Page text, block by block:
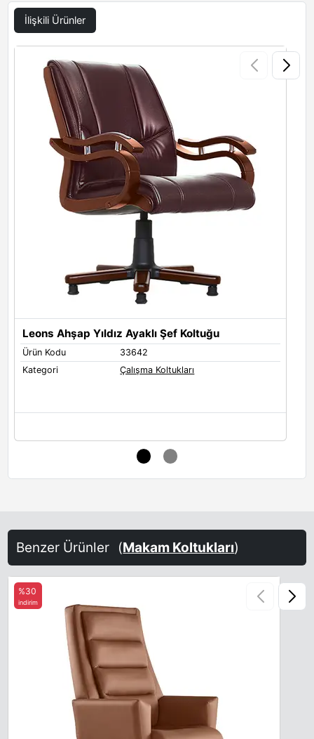
İlişkili Ürünler
Leons Ahşap Yıldız Ayaklı Şef Koltuğu
Ürün Kodu
33642
Kategori
Çalışma Koltukları
Benzer Ürünler (Makam Koltukları)
%30
indirim